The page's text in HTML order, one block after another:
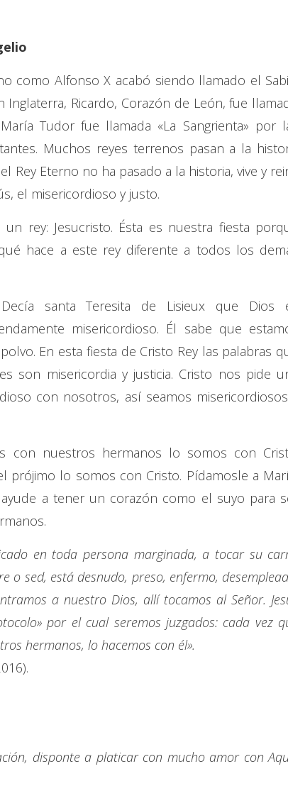
como Alfonso X acabó siendo llamado el
Inglaterra, Ricardo, Corazón de León, fue
Tudor fue llamada «La Sangrienta» por
Muchos reyes terrenos pasan a la
Rey Eterno no ha pasado a la historia, vive y
el misericordioso y justo.
rey: Jesucristo. Ésta es nuestra fiesta
hace a este rey diferente a todos los
santa Teresita de Lisieux que Dios
misericordioso. Él sabe que
En esta fiesta de Cristo Rey las palabras
son misericordia y justicia. Cristo nos pide
con nosotros, así seamos
con nuestros hermanos lo somos con
lo somos con Cristo. Pídamosle a
a tener un corazón como el suyo para
en toda persona marginada, a tocar su
o sed, está desnudo, preso, enfermo,
a nuestro Dios, allí tocamos al Señor.
por el cual seremos juzgados: cada vez
hermanos, lo hacemos con él».
disponte a platicar con mucho amor con